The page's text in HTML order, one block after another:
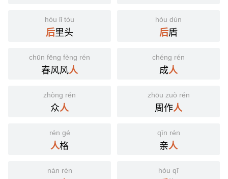
hòu lǐ tóu
后里头
hòu dùn
后盾
chūn fēng fèng rén
春风风人
chéng rén
成人
zhòng rén
众人
zhōu zuò rén
周作人
rén gé
人格
qīn rén
亲人
nán rén hòu qī